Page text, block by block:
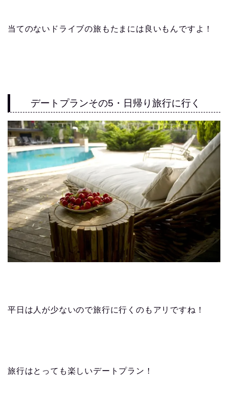
当てのないドライブの旅もたまには良いもんですよ！
デートプランその5・日帰り旅行に行く
平日は人が少ないので旅行に行くのもアリですね！
旅行はとっても楽しいデートプラン！